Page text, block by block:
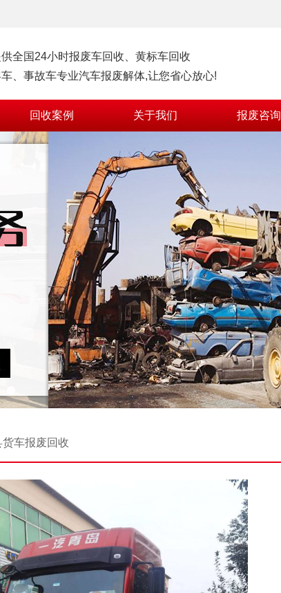
全国24小时报废车回收、黄标车回收
、事故车专业汽车报废解体,让您省心放心!
回收案例 关于我们 报废咨询
车报废回收